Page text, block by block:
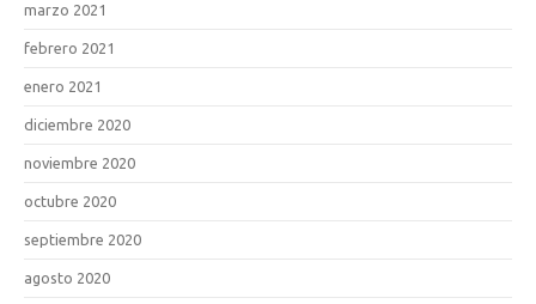
marzo 2021
febrero 2021
enero 2021
diciembre 2020
noviembre 2020
octubre 2020
septiembre 2020
agosto 2020